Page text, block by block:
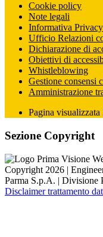
Cookie policy
Note legali
Informativa Privacy
Ufficio Relazioni
Dichiarazione di
Obiettivi di
Whistleblowing
Gestione consensi
Amministrazione
Pagina visualizzata
Sezione Copyright
Copyright 2026 |
Parma S.p.A. | Divisione
Disclaimer trattamento